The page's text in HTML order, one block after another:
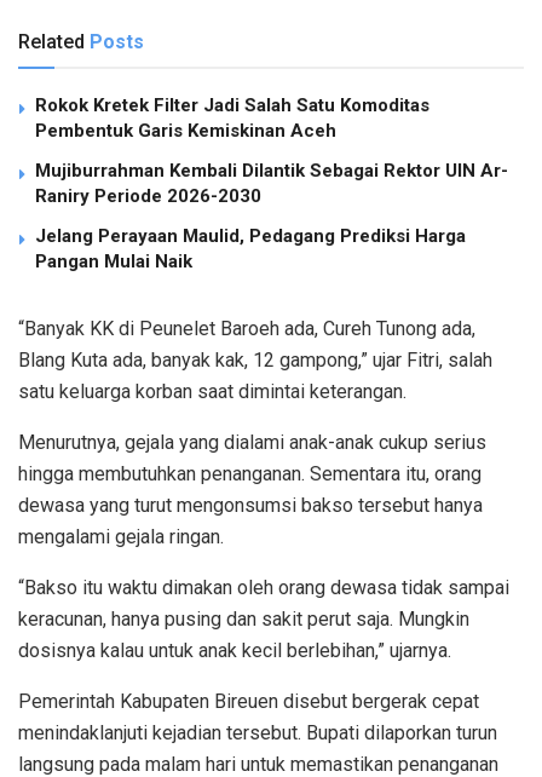
Related Posts
Rokok Kretek Filter Jadi Salah Satu Komoditas
Pembentuk Garis Kemiskinan Aceh
Mujiburrahman Kembali Dilantik Sebagai Rektor UIN Ar-
Raniry Periode 2026-2030
Jelang Perayaan Maulid, Pedagang Prediksi Harga
Pangan Mulai Naik
“Banyak KK di Peunelet Baroeh ada, Cureh Tunong ada,
Blang Kuta ada, banyak kak, 12 gampong,” ujar Fitri, salah
satu keluarga korban saat dimintai keterangan.
Menurutnya, gejala yang dialami anak-anak cukup serius
hingga membutuhkan penanganan. Sementara itu, orang
dewasa yang turut mengonsumsi bakso tersebut hanya
mengalami gejala ringan.
“Bakso itu waktu dimakan oleh orang dewasa tidak sampai
keracunan, hanya pusing dan sakit perut saja. Mungkin
dosisnya kalau untuk anak kecil berlebihan,” ujarnya.
Pemerintah Kabupaten Bireuen disebut bergerak cepat
menindaklanjuti kejadian tersebut. Bupati dilaporkan turun
langsung pada malam hari untuk memastikan penanganan